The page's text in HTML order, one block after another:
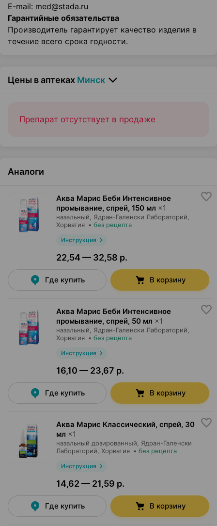
E-mail: med@stada.ru
Гарантийные обязательства
Производитель гарантирует качество изделия в
течение всего срока годности.
Цены в аптеках Минск
Препарат отсутствует в продаже
Аналоги
Аква Марис Беби Интенсивное
промывание, спрей, 150 мл ×1
назальный, Ядран-Галенски Лабораторий
Хорватия • без рецепта
Инструкция
22,54 — 32,58 р.
Где купить В корзину
Аква Марис Беби Интенсивное
промывание, спрей, 50 мл ×1
назальный, Ядран-Галенски Лабораторий
Хорватия • без рецепта
Инструкция
16,10 — 23,67 р.
Где купить В корзину
Аква Марис Классический, спрей, 30
мл ×1
назальный дозированный,
Ядран-Галенски
Лабораторий , Хорватия • без рецепта
Инструкция
14,62 — 21,59 р.
Где купить В корзину